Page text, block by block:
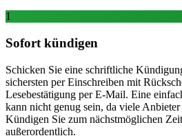
1
Sofort kündigen
Schicken Sie eine schriftliche
sichersten per Einschreiben mit
Lesebestätigung per E-Mail. Eine
kann nicht genug sein, da viele
Kündigen Sie zum nächstmöglichen
außerordentlich.